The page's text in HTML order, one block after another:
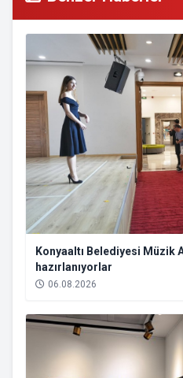
Konyaaltı Belediyesi Müzik
hazırlanıyorlar
06.08.2026